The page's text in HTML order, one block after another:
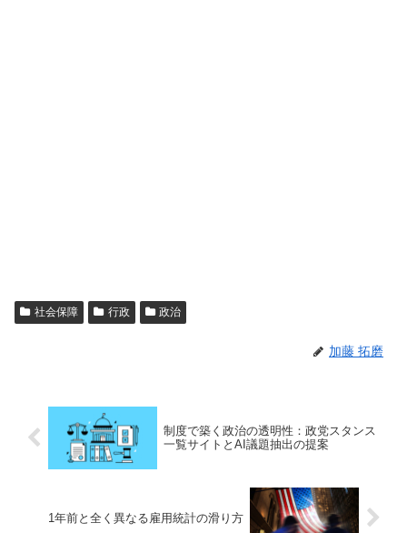
社会保障 行政 政治
加藤 拓磨
制度で築く政治の透明性：政党スタンス
一覧サイトとAI議題抽出の提案
1年前と全く異なる雇用統計の滑り方